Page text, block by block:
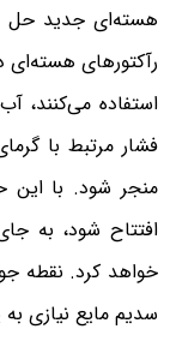
هسته‌ای جدید حل
رآکتورهای
استفاده می‌کنند،
فشار مرتبط با
افتتاح شود، به
خواهد کرد. نقطه
سدیم مایع نیازی